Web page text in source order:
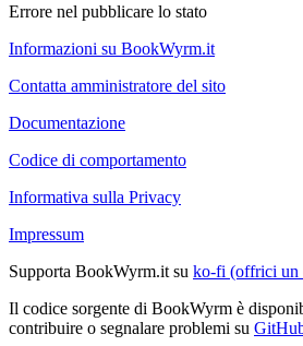
Errore nel pubblicare lo stato
Informazioni su BookWyrm.it
Contatta amministratore del sito
Documentazione
Codice di comportamento
Informativa sulla Privacy
Impressum
Supporta BookWyrm.it su ko-fi (offrici un
Il codice sorgente di BookWyrm è
contribuire o segnalare problemi su